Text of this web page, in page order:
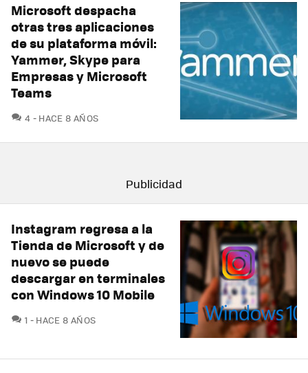
Microsoft despacha
otras tres aplicaciones
de su plataforma móvil:
Yammer, Skype para
Empresas y Microsoft
Teams
4 COMENTARIOS
HACE 8 AÑOS
Instagram regresa a la
Tienda de Microsoft y de
nuevo se puede
descargar en terminales
con Windows 10 Mobile
1 COMENTARIOS
HACE 8 AÑOS